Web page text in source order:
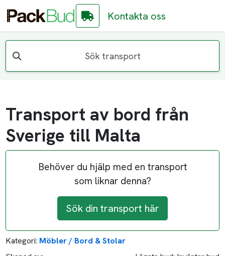
Kontakta oss
Sök transport
Transport av bord från
Sverige till Malta
Behöver du hjälp med en transport
som liknar denna?
Sök din transport här
Kategori: Möbler / Bord & Stolar